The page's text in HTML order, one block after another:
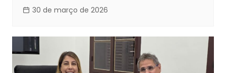
30 de março de 2026